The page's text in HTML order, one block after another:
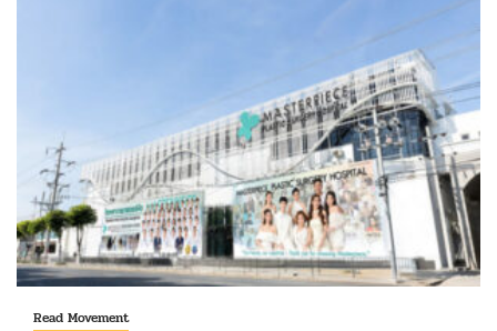
Read Movement